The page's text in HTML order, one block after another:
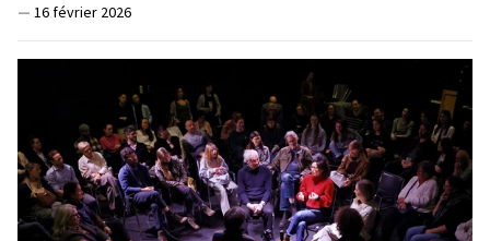
— 16 février 2026